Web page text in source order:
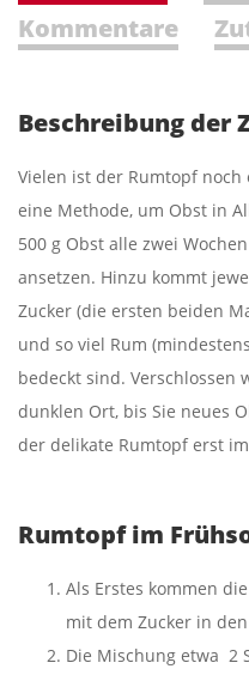
Kommentare
Beschreibung der
Vielen ist der Rumtopf
eine Methode, um Obst in
500 g Obst alle zwei
ansetzen. Hinzu kommt
Zucker (die ersten beiden
und so viel Rum
bedeckt sind. Verschlossen
dunklen Ort, bis Sie neues
der delikate Rumtopf erst
Rumtopf im
Als Erstes kommen
mit dem Zucker in
Die Mischung etwa 2